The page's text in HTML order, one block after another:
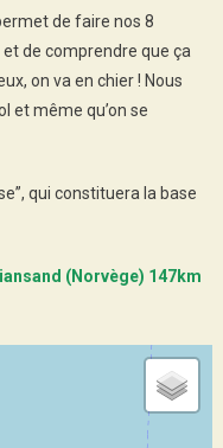
de faire nos 8
de comprendre que ça
on va en chier ! Nous
et même qu’on se
qui constituera la base
(Norvège) 147km